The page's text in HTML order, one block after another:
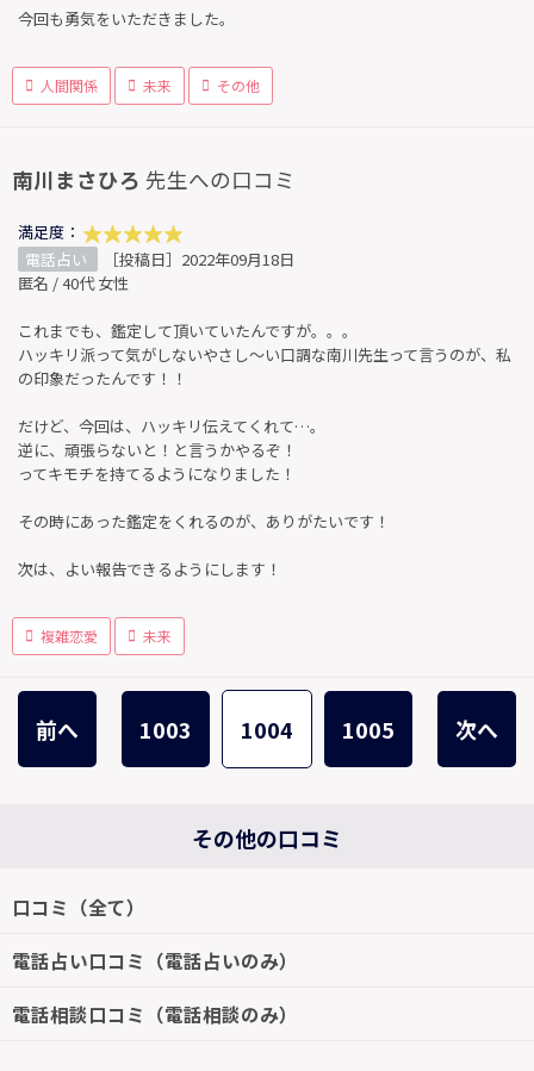
今回も勇気をいただきました。
人間関係 未来 その他
南川まさひろ 先生への口コミ
満足度：
電話占い
［投稿日］2022年09月18日
匿名 / 40代 女性
これまでも、鑑定して頂いていたんですが。。。
ハッキリ派って気がしないやさし〜い口調な南川先生って言うのが、私
の印象だったんです！！
だけど、今回は、ハッキリ伝えてくれて…。
逆に、頑張らないと！と言うかやるぞ！
ってキモチを持てるようになりました！
その時にあった鑑定をくれるのが、ありがたいです！
次は、よい報告できるようにします！
複雑恋愛 未来
前へ 1003 1004 1005 次へ
その他の口コミ
口コミ（全て）
電話占い口コミ（電話占いのみ）
電話相談口コミ（電話相談のみ）